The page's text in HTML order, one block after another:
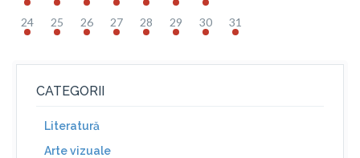
24 25 26 27 28 29 30 31
CATEGORII
Literatură
Arte vizuale